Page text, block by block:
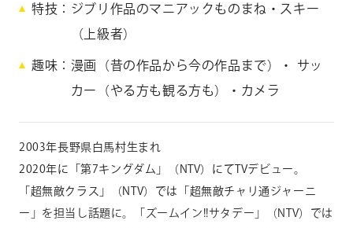
u
R
i
a
特技
ジブリ作品のマニアックものまね・スキー
（上級者）
趣味
漫画（昔の作品から今の作品まで）・ サッ
カー（やる方も観る方も）・カメラ
2003年長野県白馬村生まれ
2020年に「第7キングダム」（NTV）にてTVデビュー。
「超無敵クラス」（NTV）では「超無敵チャリ通ジャーニ
ー」を担当し話題に。「ズームイン!!サタデー」（NTV）では